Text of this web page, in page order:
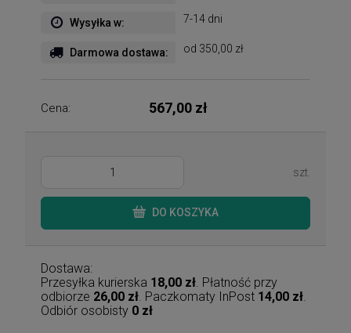
Wysyłka w: 7-14 dni
Darmowa dostawa: od 350,00 zł
Cena: 567,00 zł
szt.
DO KOSZYKA
Dostawa:
Przesyłka kurierska 18,00 zł . Płatność przy
odbiorze 26,00 zł . Paczkomaty InPost 14,00 zł
Odbiór osobisty 0 zł